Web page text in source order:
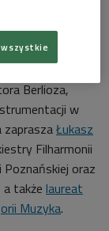
są opowieści
-
Berlioza,
w
zapraszaŁukasz
Filharmonii
oraz
także laureat
Muzyka.